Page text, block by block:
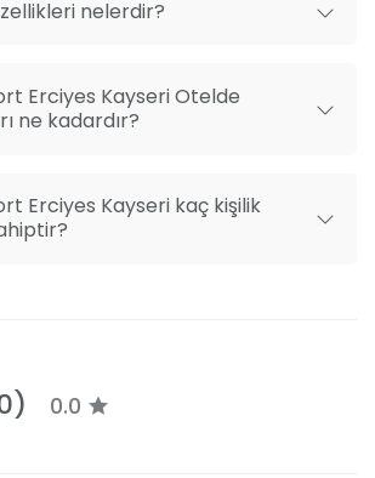
nelerdir?
Erciyes Kayseri Otelde
ne kadardır?
Erciyes Kayseri kaç kişilik
0.0